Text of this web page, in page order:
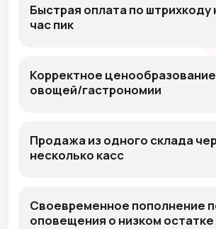
Быстрая оплата по штрихкоду
час пик
Корректное
овощей/гастрономии
Продажа из одного склада
несколько касс
Своевременное пополнение
оповещения о низком остатке